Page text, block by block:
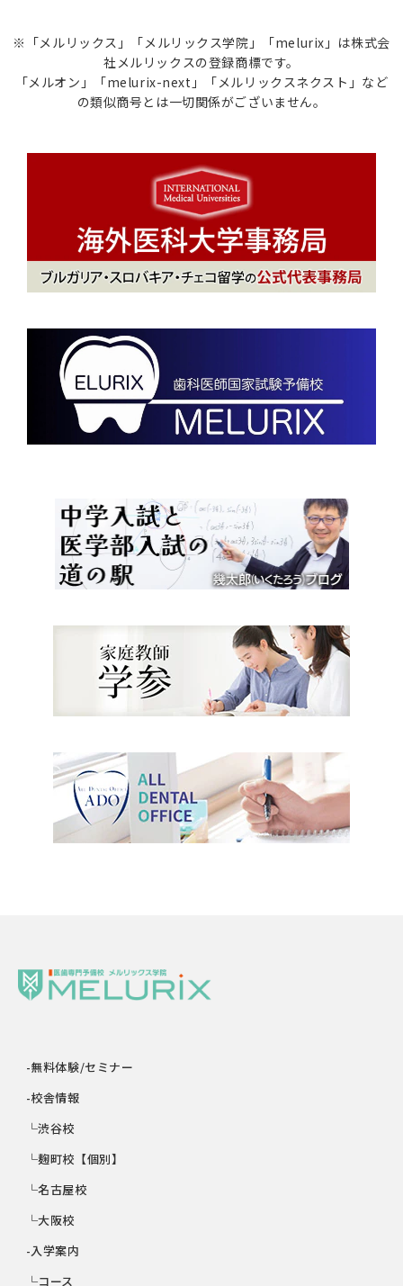
※「メルリックス」「メルリックス学院」「melurix」は株式会
社メルリックスの登録商標です。
「メルオン」「melurix-next」「メルリックスネクスト」など
の類似商号とは一切関係がございません。
-無料体験/セミナー
-校舎情報
└渋谷校
└麹町校【個別】
└名古屋校
└大阪校
-入学案内
└コース